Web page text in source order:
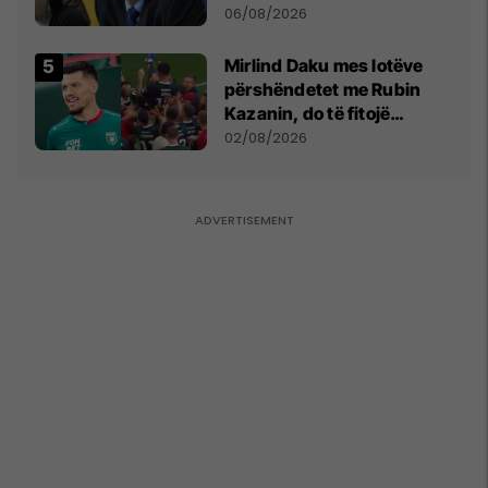
bëjnë shkelje të rëndë
06/08/2026
Mirlind Daku mes lotëve
përshëndetet me Rubin
Kazanin, do të fitojë
miliona te Spartak Moska
02/08/2026